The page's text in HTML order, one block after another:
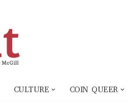
CULTURE COIN QUEER